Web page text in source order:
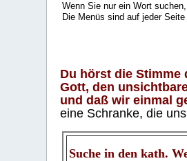
Wenn Sie nur ein Wort
Die Menüs sind auf jeder Seite
Du hörst die Stimme
Gott, den
und daß wir einmal
eine Schranke, die
Suche in den kath.